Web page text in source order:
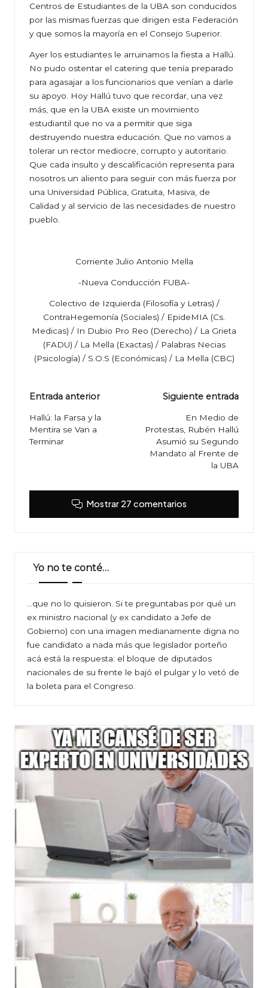
Centros de Estudiantes de la UBA son conducidos
por las mismas fuerzas que dirigen esta Federación
y que somos la mayoría en el Consejo Superior.
Ayer los estudiantes le arruinamos la fiesta a Hallú.
No pudo ostentar el catering que tenía preparado
para agasajar a los funcionarios que venían a darle
su apoyo. Hoy Hallú tuvo que recordar, una vez
más, que en la UBA existe un movimiento
estudiantil que no va a permitir que siga
destruyendo nuestra educación. Que no vamos a
tolerar un rector mediocre, corrupto y autoritario.
Que cada insulto y descalificación representa para
nosotros un aliento para seguir con más fuerza por
una Universidad Pública, Gratuita, Masiva, de
Calidad y al servicio de las necesidades de nuestro
pueblo.
Corriente Julio Antonio Mella
-Nueva Conducción FUBA-
Colectivo de Izquierda (Filosofía y Letras) /
ContraHegemonía (Sociales) / EpideMIA (Cs.
Medicas) / In Dubio Pro Reo (Derecho) / La Grieta
(FADU) / La Mella (Exactas) / Palabras Necias
(Psicología) / S.O.S (Económicas) / La Mella (CBC)
Navegación
de
entradas
Entrada anterior
Hallú: la Farsa y la
Mentira se Van a
Terminar
Siguiente entrada
En Medio de
Protestas, Rubén Hallú
Asumió su Segundo
Mandato al Frente de
la UBA
Mostrar 27 comentarios
Yo no te conté…
…que no lo quisieron. Si te preguntabas por qué un
ex ministro nacional (y ex candidato a Jefe de
Gobierno) con una imagen medianamente digna no
fue candidato a nada más que legislador porteño
acá está la respuesta: el bloque de diputados
nacionales de su frente le bajó el pulgar y lo vetó de
la boleta para el Congreso.